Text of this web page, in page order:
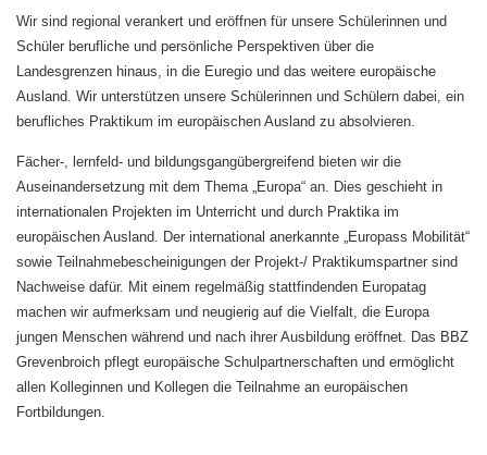
Wir sind regional verankert und eröffnen für unsere Schülerinnen und
Schüler berufliche und persönliche Perspektiven über die
Landesgrenzen hinaus, in die Euregio und das weitere europäische
Ausland. Wir unterstützen unsere Schülerinnen und Schülern dabei, ein
berufliches Praktikum im europäischen Ausland zu absolvieren.
Fächer-, lernfeld- und bildungsgangübergreifend bieten wir die
Auseinandersetzung mit dem Thema „Europa“ an. Dies geschieht in
internationalen Projekten im Unterricht und durch Praktika im
europäischen Ausland. Der international anerkannte „Europass Mobilität“
sowie Teilnahmebescheinigungen der Projekt-/ Praktikumspartner sind
Nachweise dafür. Mit einem regelmäßig stattfindenden Europatag
machen wir aufmerksam und neugierig auf die Vielfalt, die Europa
jungen Menschen während und nach ihrer Ausbildung eröffnet. Das BBZ
Grevenbroich pflegt europäische Schulpartnerschaften und ermöglicht
allen Kolleginnen und Kollegen die Teilnahme an europäischen
Fortbildungen.